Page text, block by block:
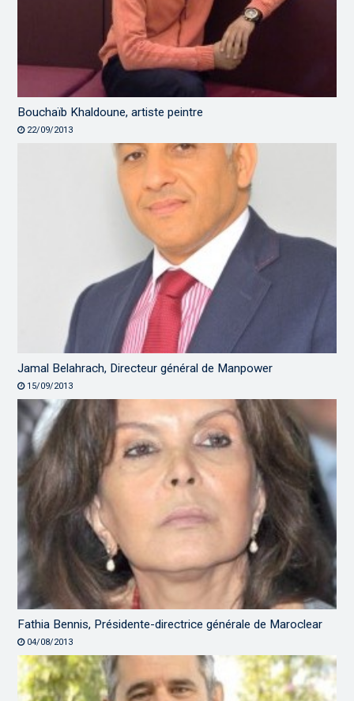
Bouchaïb Khaldoune, artiste peintre
22/09/2013
Jamal Belahrach, Directeur général de Manpower
15/09/2013
Fathia Bennis, Présidente-directrice générale de Maroclear
04/08/2013